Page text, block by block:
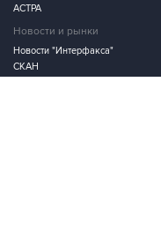
АСТРА
Новости и рынки
Новости "Интерфакса"
СКАН